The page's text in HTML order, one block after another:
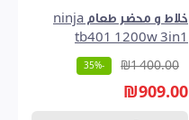
خلاط و محضر طعام ninja
tb401 1200w 3in1
₪1 400.00
-35%
₪909.00